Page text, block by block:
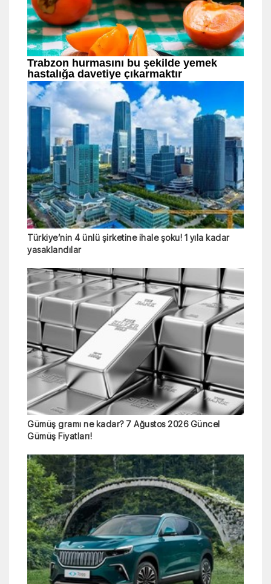
Türkiye’nin 4 ünlü şirketine ihale şoku! 1 yıla kadar
yasaklandılar
Gümüş gramı ne kadar? 7 Ağustos 2026 Güncel
Gümüş Fiyatları!